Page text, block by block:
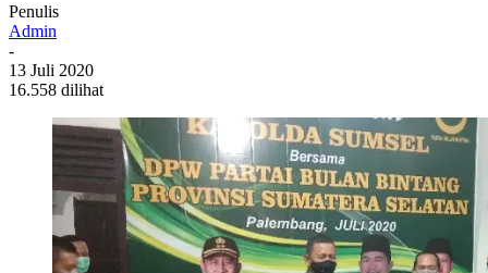
Penulis
Admin
-
13 Juli 2020
16.558 dilihat